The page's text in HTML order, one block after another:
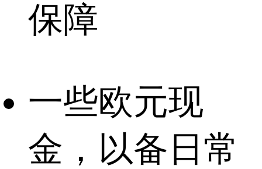
保障
一些欧元现
金，以备日常